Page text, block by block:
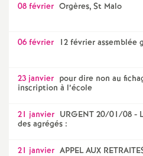
08 février Orgères, St Malo
06 février 12 février assemblée
23 janvier pour dire non au
inscription à l’école
21 janvier URGENT 20/01/08 -
des agrégés :
21 janvier APPEL AUX